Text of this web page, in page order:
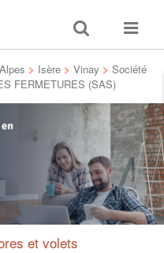
Toggle
search
Toggle
> Isère > Vinay > Société
FERMETURES (SAS)
et volets